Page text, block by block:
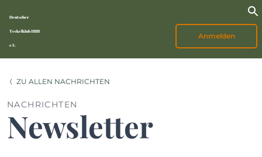
Deutscher
Teckelklub 1888
e.V.
Anmelden
ZU ALLEN NACHRICHTEN
NACHRICHTEN
Newsletter